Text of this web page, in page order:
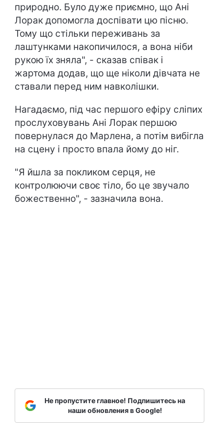
природно. Було дуже приємно, що Ані
Лорак допомогла доспівати цю пісню.
Тому що стільки переживань за
лаштунками накопичилося, а вона ніби
рукою їх зняла", - сказав співак і
жартома додав, що ще ніколи дівчата не
ставали перед ним навколішки.
Нагадаємо, під час першого ефіру сліпих
прослуховувань Ані Лорак першою
повернулася до Марлена, а потім вибігла
на сцену і просто впала йому до ніг.
"Я йшла за покликом серця, не
контролюючи своє тіло, бо це звучало
божественно", - зазначила вона.
Не пропустите главное! Подпишитесь на
наши обновления в Google!